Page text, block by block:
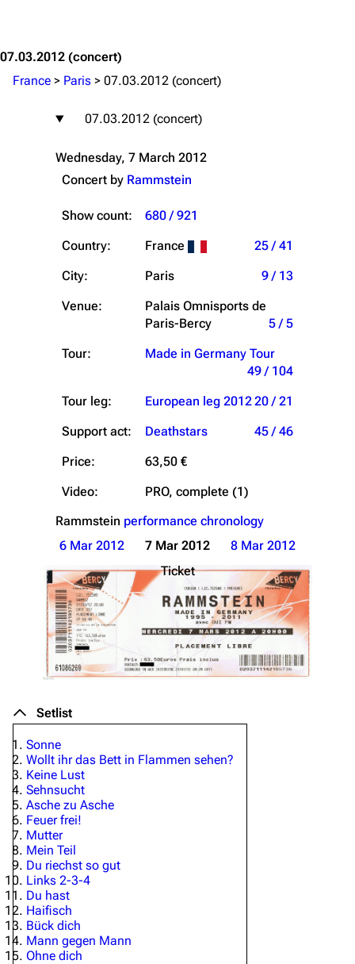
07.03.2012 (concert)
France > Paris > 07.03.2012 (concert)
07.03.2012 (concert)
Wednesday, 7 March 2012
Concert by Rammstein
Show count:
680 / 921
Country:
France
25 / 41
City:
Paris
9 / 13
Venue:
Palais Omnisports de
Paris-Bercy
5 / 5
Tour:
Made in Germany Tour
49 / 104
Tour leg:
European leg 201220 / 21
Support act:
Deathstars
45 / 46
Price:
63,50 €
Video:
PRO, complete (1)
Rammstein performance chronology
6 Mar 2012
7 Mar 2012
8 Mar 2012
Ticket
Setlist
Sonne
Wollt ihr das Bett in Flammen sehen?
Keine Lust
Sehnsucht
Asche zu Asche
Feuer frei!
Mutter
Mein Teil
Du riechst so gut
Links 2-3-4
Du hast
Haifisch
Bück dich
Mann gegen Mann
Ohne dich